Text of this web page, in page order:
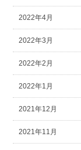
2022年4月
2022年3月
2022年2月
2022年1月
2021年12月
2021年11月